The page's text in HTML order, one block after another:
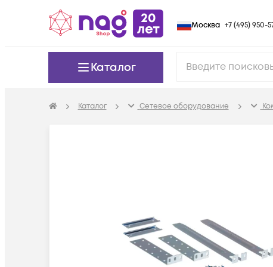
Москва +7 (495) 950-
Каталог
Каталог Сетевое оборудование